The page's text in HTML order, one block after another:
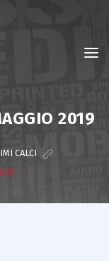
2019
CALCI